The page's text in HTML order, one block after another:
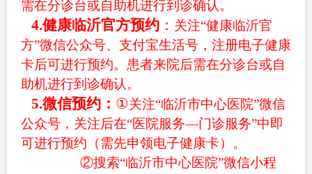
需在分诊台或自助机进行到诊确认。
4.健康临沂官方预约 ： 关注“健康临沂官
方”微信公众号、支付宝生活号，注册电子健康
卡后可进行预约。 患者来院后需在分诊台或自
助机进行到诊确认。
5.微信预约： ①关注“临沂市中心医院”微信
公众号，关注后在“医院服务—门诊服务”中即
可进行预约（需先申领电子健康卡） 。
②搜索“临沂市中心医院”微信小程